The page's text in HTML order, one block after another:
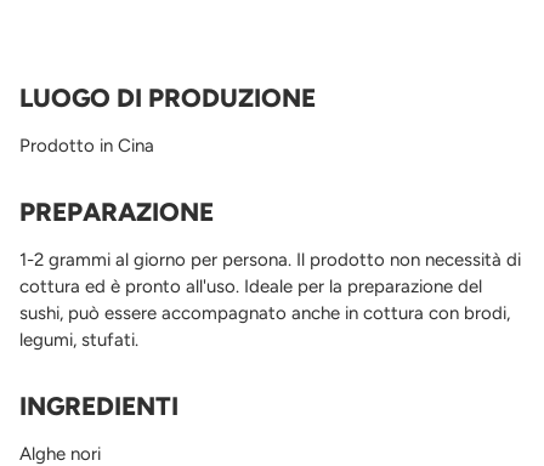
LUOGO DI PRODUZIONE
Prodotto in Cina
PREPARAZIONE
1-2 grammi al giorno per persona. Il prodotto non necessità di
cottura ed è pronto all'uso. Ideale per la preparazione del
sushi, può essere accompagnato anche in cottura con brodi,
legumi, stufati.
INGREDIENTI
Alghe nori